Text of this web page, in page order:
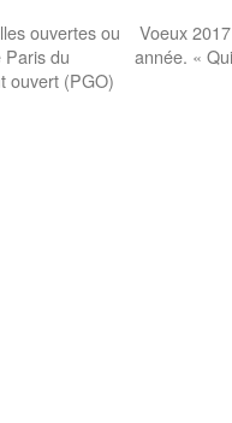
ouvertes ou
du
ouvert (PGO)
Voeux
année. «